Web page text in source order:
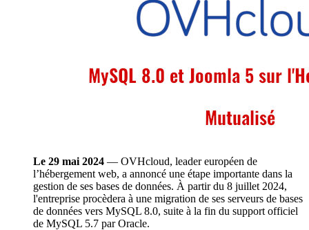
Le 29 mai 2024 — OVHcloud, leader européen de
l’hébergement web, a annoncé une étape importante dans la
gestion de ses bases de données. À partir du 8 juillet 2024,
l'entreprise procèdera à une migration de ses serveurs de bases
de données vers MySQL 8.0, suite à la fin du support officiel
de MySQL 5.7 par Oracle.